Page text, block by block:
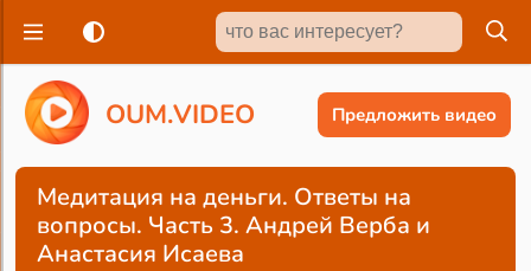
OUM.VIDEO Предложить видео
Медитация на деньги. Ответы на
вопросы. Часть 3. Андрей Верба и
Анастасия Исаева